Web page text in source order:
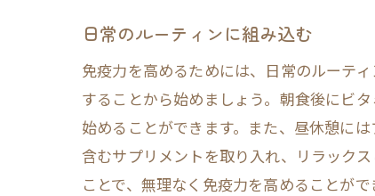
日常のルーティンに組み込む
免疫力を高めるためには、日常のルーテ
することから始めましょう。朝食後にビ
始めることができます。また、昼休憩に
含むサプリメントを取り入れ、リラック
ことで、無理なく免疫力を高めることがで